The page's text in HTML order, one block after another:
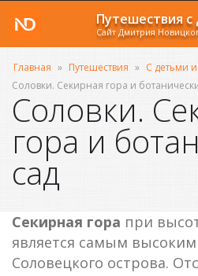
Путешествия
Сайт Дмитрия
Главная » Путешествия » С детьми
Соловки. Секирная гора и
Соловки.
гора и
сад
Секирная гора при
является самым
Соловецкого острова.